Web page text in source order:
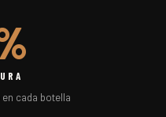
cada botella